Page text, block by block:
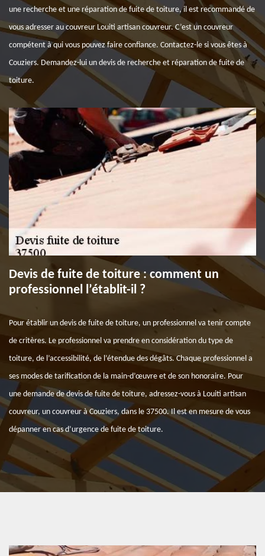
une recherche et une réparation de fuite de toiture, il est recommandé de
vous adresser au couvreur Louiti artisan couvreur. C’est un couvreur
compétent à qui vous pouvez faire confiance. Contactez-le si vous êtes à
Couziers. Demandez-lui un devis de recherche et réparation de fuite de
toiture.
Devis de fuite de toiture : comment un
professionnel l’établit-il ?
Pour établir un devis de fuite de toiture, un professionnel va tenir compte
de critères. Le professionnel va prendre en considération du type de
toiture, de l’accessibilité, de l’étendue des dégâts. Chaque professionnel a
ses modes de tarification de la main-d’œuvre et de son honoraire. Pour
une demande de devis de fuite de toiture, adressez-vous à Louiti artisan
couvreur, un couvreur à Couziers, dans le 37500. Il est en mesure de vous
dépanner en cas d’urgence de fuite de toiture.